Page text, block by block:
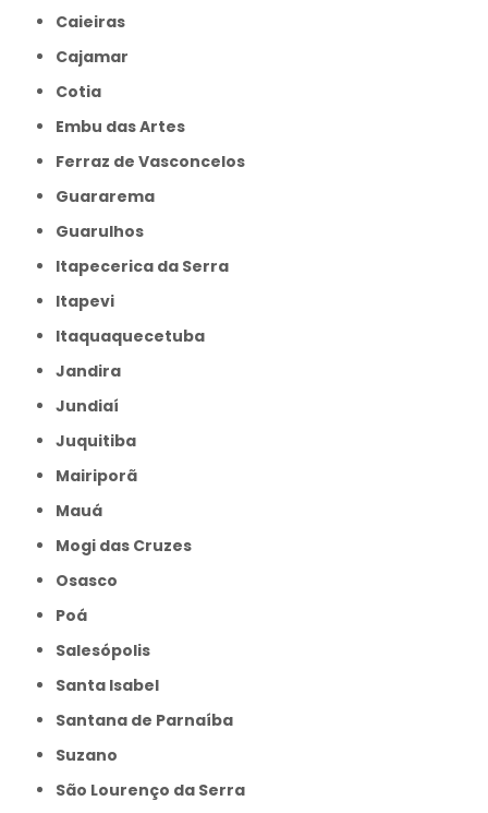
Caieiras
Cajamar
Cotia
Embu das Artes
Ferraz de Vasconcelos
Guararema
Guarulhos
Itapecerica da Serra
Itapevi
Itaquaquecetuba
Jandira
Jundiaí
Juquitiba
Mairiporã
Mauá
Mogi das Cruzes
Osasco
Poá
Salesópolis
Santa Isabel
Santana de Parnaíba
Suzano
São Lourenço da Serra